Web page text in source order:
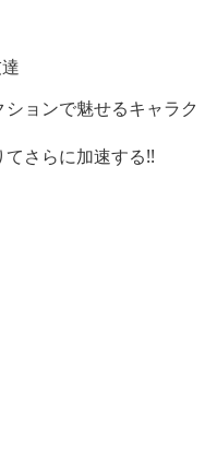
ョンで魅せるキャラク
さらに加速する!!